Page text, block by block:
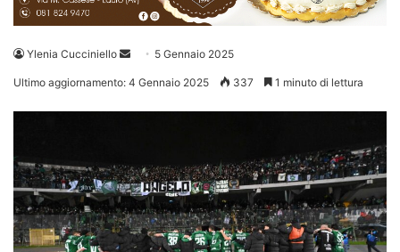
Ylenia Cucciniello
Invia 5 Gennaio 2025
Ultimo aggiornamento: 4 Gennaio 2025 337 1 minuto di lettura